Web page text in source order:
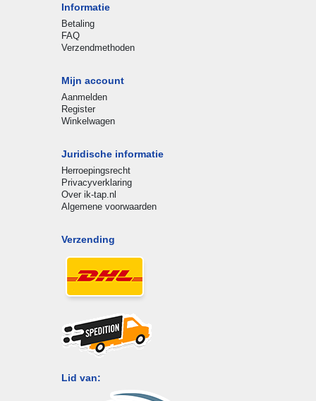
Informatie
Betaling
FAQ
Verzendmethoden
Mijn account
Aanmelden
Register
Winkelwagen
Juridische informatie
Herroepingsrecht
Privacyverklaring
Over ik-tap.nl
Algemene voorwaarden
Verzending
Lid van: